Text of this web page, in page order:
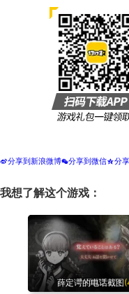
t分享到新浪微博w分享到微信z分
我想了解这个游戏：
薛定谔的电话截图